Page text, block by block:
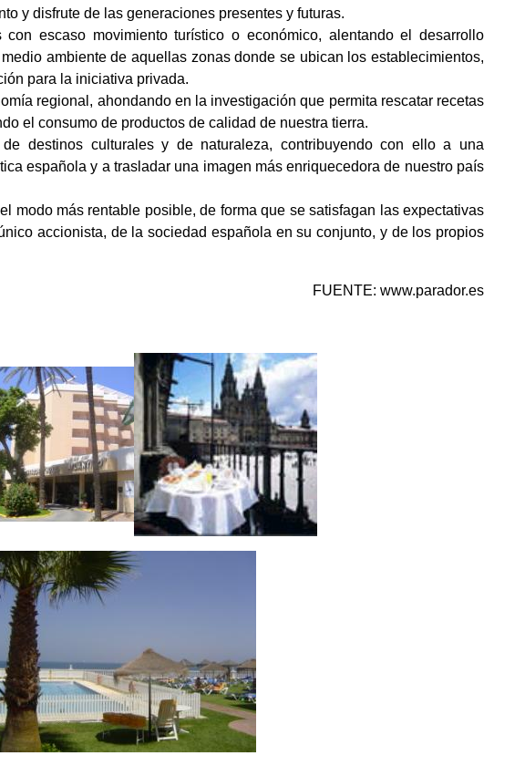
y disfrute de las generaciones presentes y futuras.
con escaso movimiento turístico o económico, alentando el desarrollo
ambiente de aquellas zonas donde se ubican los establecimientos,
para la iniciativa privada.
regional, ahondando en la investigación que permita rescatar recetas
el consumo de productos de calidad de nuestra tierra.
de destinos culturales y de naturaleza, contribuyendo con ello a una
española y a trasladar una imagen más enriquecedora de nuestro país
modo más rentable posible, de forma que se satisfagan las expectativas
accionista, de la sociedad española en su conjunto, y de los propios
FUENTE: www.parador.es